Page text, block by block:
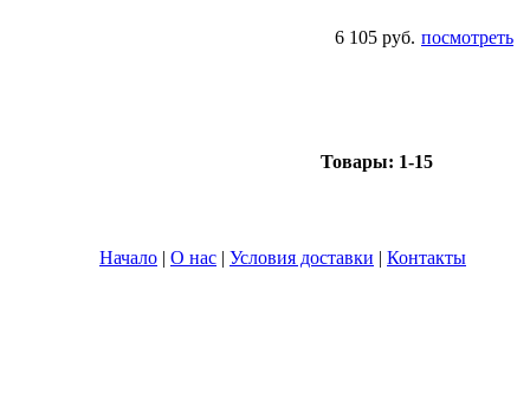
6 105 руб. посмотреть
Товары: 1-15
Начало | О нас | Условия доставки | Контакты